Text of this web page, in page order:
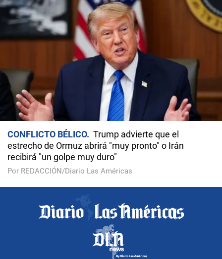
CONFLICTO BÉLICO
Trump advierte que el
estrecho de Ormuz abrirá "muy pronto" o Irán
recibirá "un golpe muy duro"
Por REDACCIÓN/Diario Las Américas